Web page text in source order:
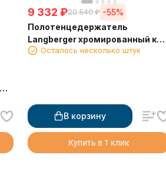
9 332 ₽20 540 ₽ -55%
Полотенцедержатель
Langberger хромированный к
стене одинарный 45 см
Осталось несколько штук
В корзину
Купить в 1 клик